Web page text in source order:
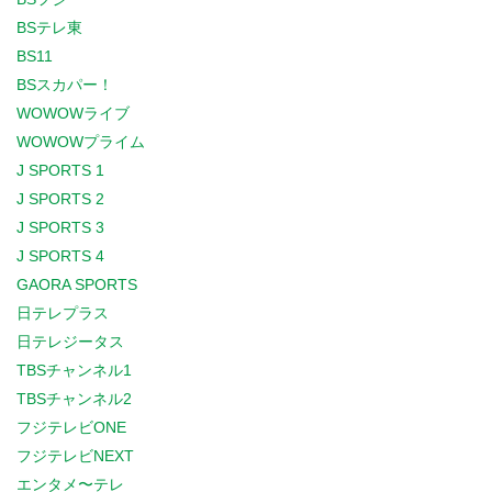
BSテレ東
BS11
BSスカパー！
WOWOWライブ
WOWOWプライム
J SPORTS 1
J SPORTS 2
J SPORTS 3
J SPORTS 4
GAORA SPORTS
日テレプラス
日テレジータス
TBSチャンネル1
TBSチャンネル2
フジテレビONE
フジテレビNEXT
エンタメ〜テレ